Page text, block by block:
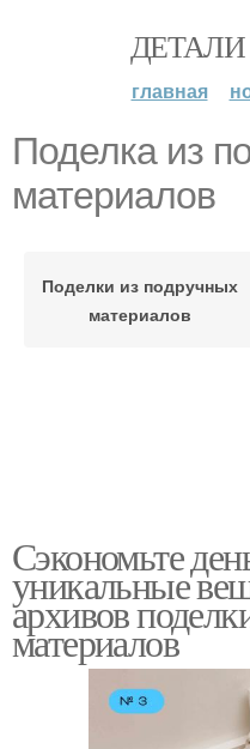
ДЕТАЛИ
главная
Поделка из
материалов
Поделки из подручных
материалов
Сэкономьте
уникальные
архивов
материалов